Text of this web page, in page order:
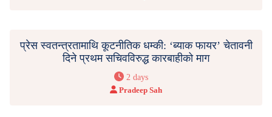
प्रेस स्वतन्त्रतामाथि कूटनीतिक धम्की: ‘ब्याक फायर’ चेतावनी
दिने प्रथम सचिवविरुद्ध कारबाहीको माग
2 days
Pradeep Sah